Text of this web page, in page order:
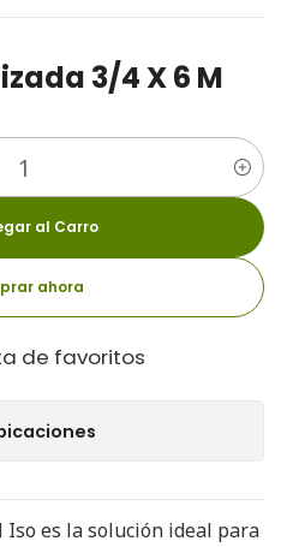
3/4 X 6 M
al Carro
ahora
de favoritos
Iso es la solución ideal para